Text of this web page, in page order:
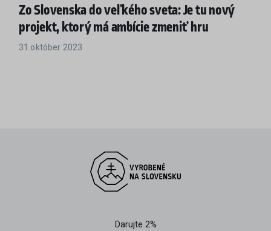
Zo Slovenska do veľkého sveta: Je tu nový
projekt, ktorý má ambície zmeniť hru
31.október 2023
Darujte 2%